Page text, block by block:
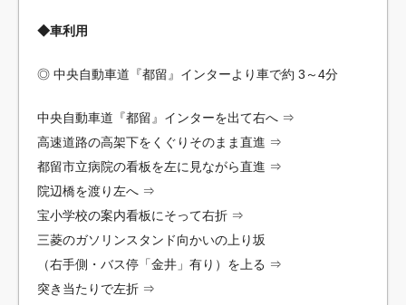
◆車利用
◎ 中央自動車道『都留』インターより車で約 3～4分
中央自動車道『都留』インターを出て右へ ⇒
高速道路の高架下をくぐりそのまま直進 ⇒
都留市立病院の看板を左に見ながら直進 ⇒
院辺橋を渡り左へ ⇒
宝小学校の案内看板にそって右折 ⇒
三菱のガソリンスタンド向かいの上り坂
（右手側・バス停「金井」有り）を上る ⇒
突き当たりで左折 ⇒